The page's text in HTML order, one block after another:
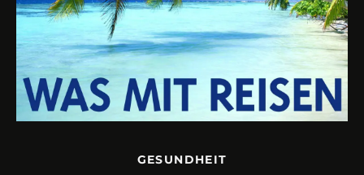
GESUNDHEIT